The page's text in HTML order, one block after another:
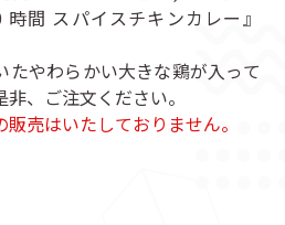
間 スパイスチキンカレー』
たやわらかい大きな鶏が入って
、ご注文ください。
売はいたしておりません。